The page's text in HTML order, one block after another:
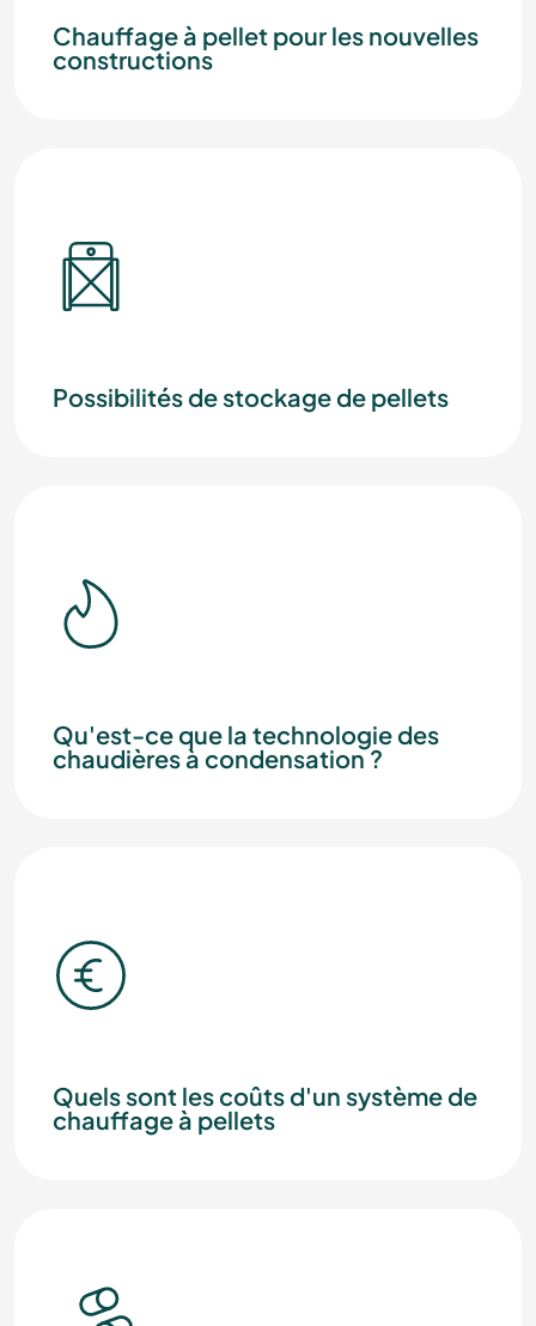
Chauffage à pellet pour les nouvelles
constructions
Possibilités de stockage de pellets
Qu'est-ce que la technologie des
chaudières à condensation ?
Quels sont les coûts d'un système de
chauffage à pellets